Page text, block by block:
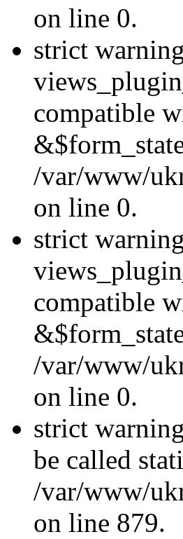
on line 0.
strict
compatible
/var/www/
on line 0.
strict
compatible
/var/www/
on line 0.
strict
be called
/var/www/
on line 879.